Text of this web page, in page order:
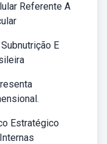
Referente A
E
Estratégico